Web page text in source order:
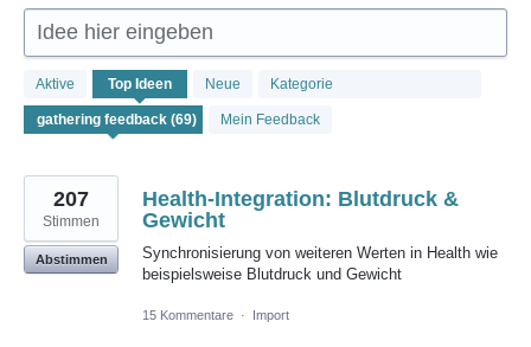
Idee hier eingeben
Aktive Top Ideen Neue Kategorie
Mein Feedback
69
gefundene
Ergebnisse
Health-Integration: Blutdruck &
Gewicht
Synchronisierung von weiteren Werten in Health wie
beispielsweise Blutdruck und Gewicht
207
Stimmen
Abstimmen
15 Kommentare · Import